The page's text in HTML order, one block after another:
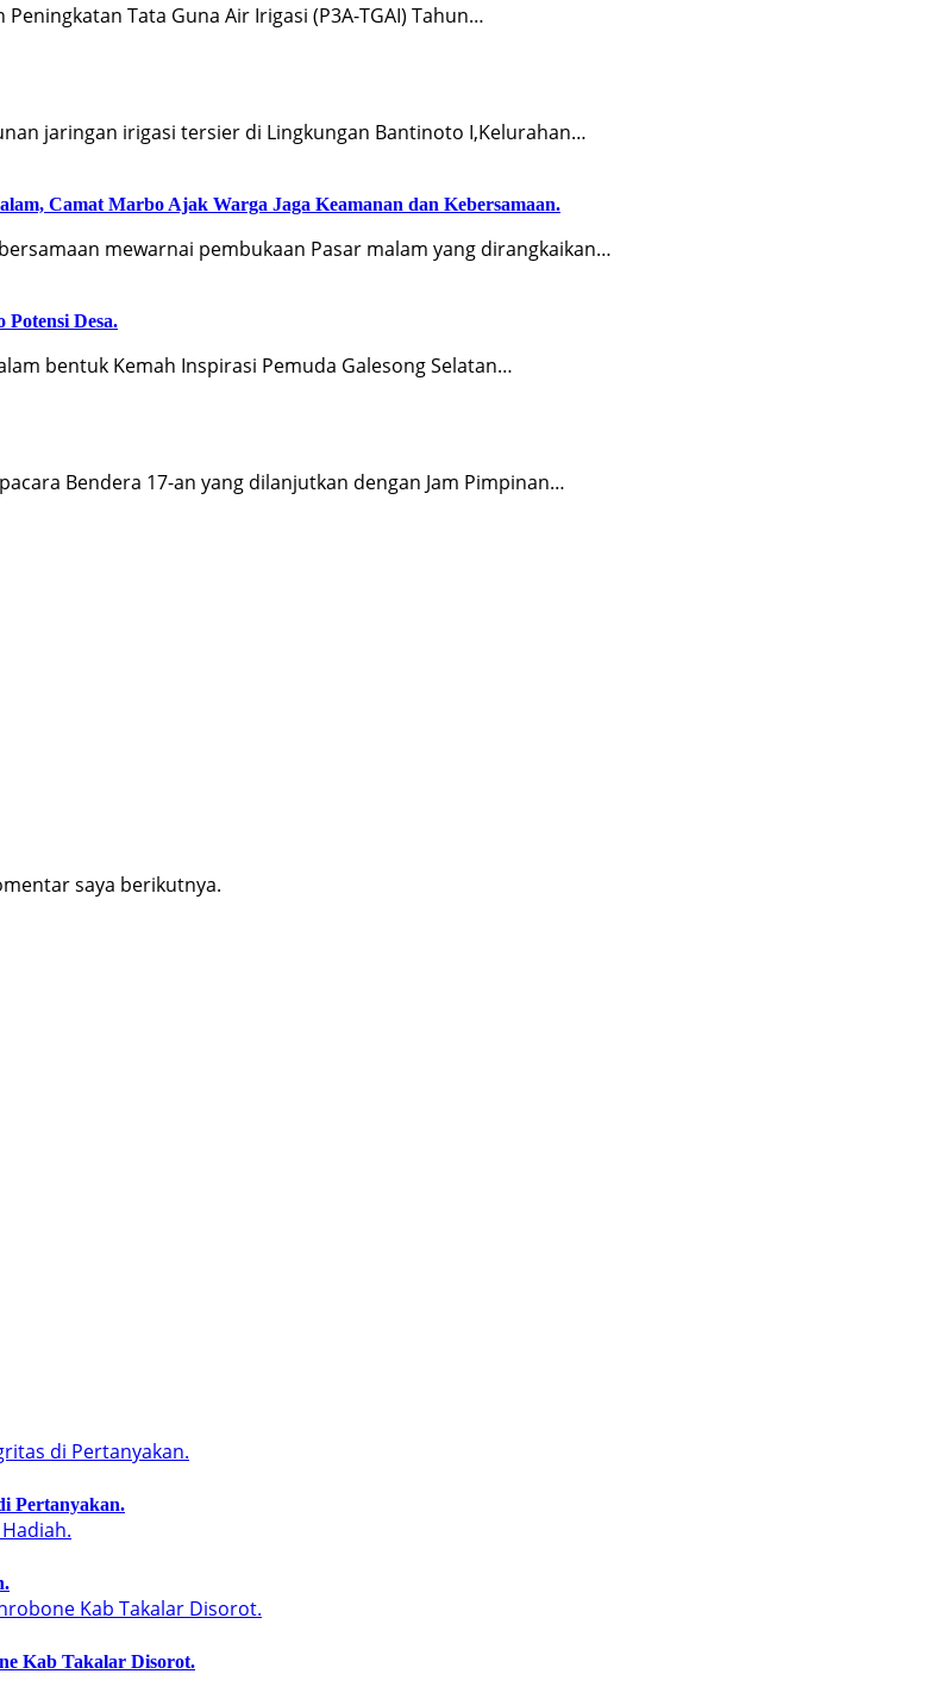
Peningkatan Tata Guna Air Irigasi (P3A-TGAI) Tahun…
jaringan irigasi tersier di Lingkungan Bantinoto I,Kelurahan…
Camat Marbo Ajak Warga Jaga Keamanan dan Kebersamaan.
mewarnai pembukaan Pasar malam yang dirangkaikan…
Desa.
bentuk Kemah Inspirasi Pemuda Galesong Selatan…
Bendera 17-an yang dilanjutkan dengan Jam Pimpinan…
saya berikutnya.
Pertanyakan.
Kab Takalar Disorot.